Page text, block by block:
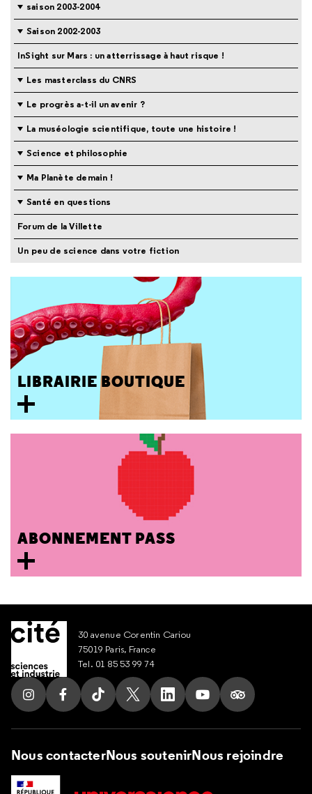
saison 2003-2004
Saison 2002-2003
InSight sur Mars : un atterrissage à haut risque !
Les masterclass du CNRS
Le progrès a-t-il un avenir ?
La muséologie scientifique, toute une histoire !
Science et philosophie
Ma Planète demain !
Santé en questions
Forum de la Villette
Un peu de science dans votre fiction
LIBRAIRIE BOUTIQUE
ABONNEMENT PASS
30 avenue Corentin Cariou
75019 Paris, France
Tel. 01 85 53 99 74
Suivez nous sur Instagram
Suivez nous sur Facebook
Suivez nous sur Tik Tok
Suivez nous sur X
Suivez nous sur LinkedIn
Suivez nous sur
Suivez nous
Nous contacterNous soutenirNous rejoindre